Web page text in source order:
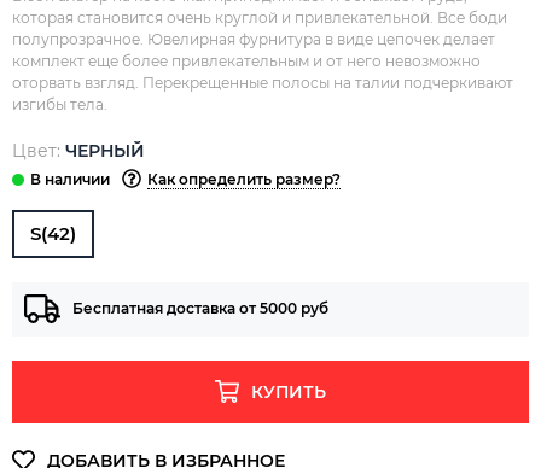
которая становится очень круглой и привлекательной. Все боди
полупрозрачное. Ювелирная фурнитура в виде цепочек делает
комплект еще более привлекательным и от него невозможно
оторвать взгляд. Перекрещенные полосы на талии подчеркивают
изгибы тела.
Цвет: ЧЕРНЫЙ
Как определить размер?
S(42)
Бесплатная доставка от 5000 руб
КУПИТЬ